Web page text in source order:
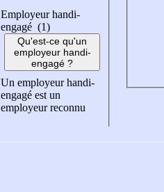
Employeur handi-
engagé (1)
Qu'est-ce qu'un
employeur handi-
engagé ?
Un employeur handi-
engagé est un
employeur reconnu